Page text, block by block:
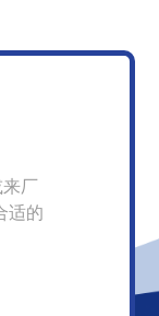
厂
适的